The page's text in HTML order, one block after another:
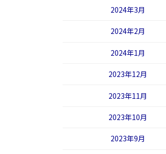
2024年3月
2024年2月
2024年1月
2023年12月
2023年11月
2023年10月
2023年9月